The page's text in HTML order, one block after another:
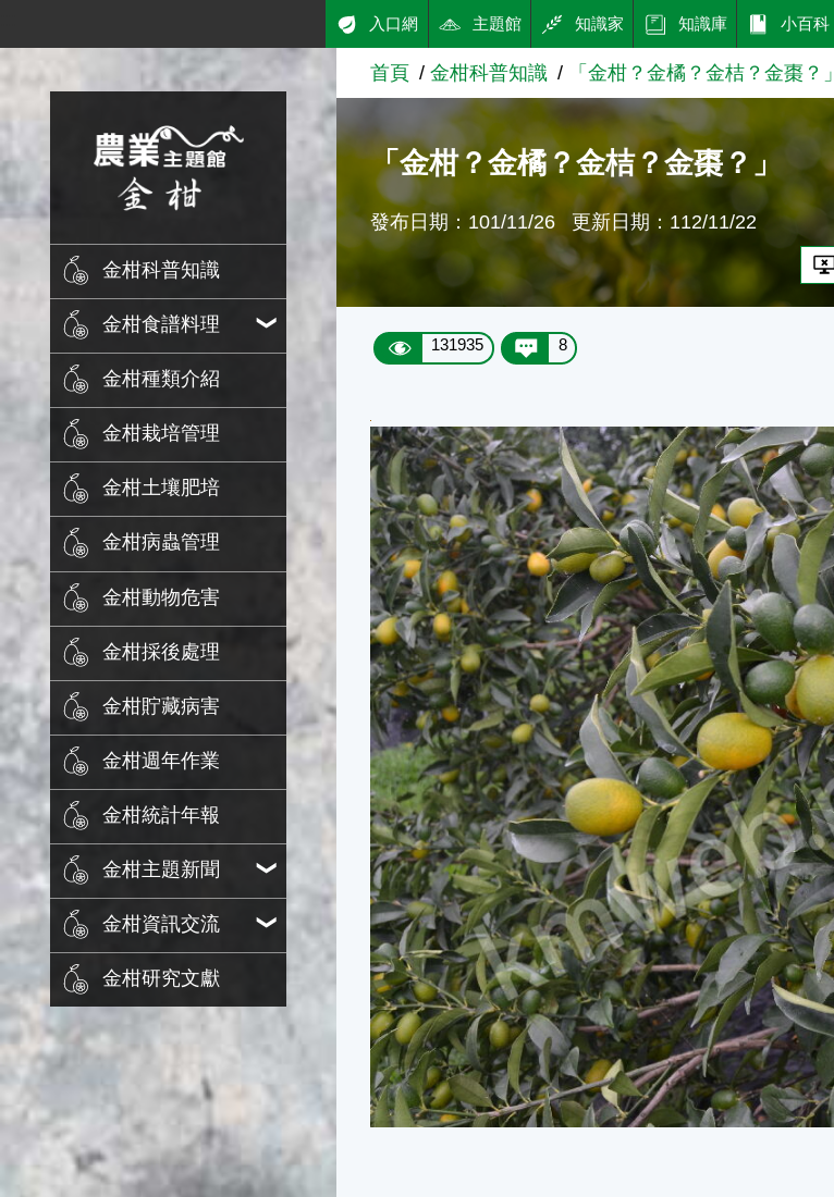
跳到主要內容
農業知識入口網
金柑科普知識
金柑食譜料理
金柑種類介紹
金柑栽培管理
金柑土壤肥培
金柑病蟲管理
金柑動物危害
金柑採後處理
金柑貯藏病害
金柑週年作業
金柑統計年報
金柑主題新聞
金柑資訊交流
金柑研究文獻
入口網 主題館 知識家 知識庫 小百科
首頁 金柑科普知識 「金柑？金橘？金桔？金棗？」
「金柑？金橘？金桔？金棗？」
發布日期：101/11/26 更新日期：112/11/22
131935 8